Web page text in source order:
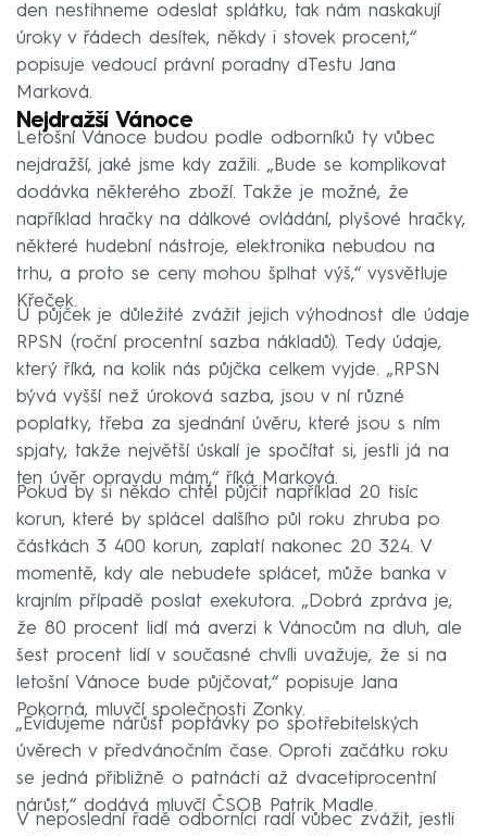
den nestihneme odeslat splátku, tak nám naskakují
úroky v řádech desítek, někdy i stovek procent,“
popisuje vedoucí právní poradny dTestu Jana
Marková.
Nejdražší Vánoce
Letošní Vánoce budou podle odborníků ty vůbec
nejdražší, jaké jsme kdy zažili. „Bude se komplikovat
dodávka některého zboží. Takže je možné, že
například hračky na dálkové ovládání, plyšové hračky,
některé hudební nástroje, elektronika nebudou na
trhu, a proto se ceny mohou šplhat výš,“ vysvětluje
Křeček.
U půjček je důležité zvážit jejich výhodnost dle údaje
RPSN (roční procentní sazba nákladů). Tedy údaje,
který říká, na kolik nás půjčka celkem vyjde. „RPSN
bývá vyšší než úroková sazba, jsou v ní různé
poplatky, třeba za sjednání úvěru, které jsou s ním
spjaty, takže největší úskalí je spočítat si, jestli já na
ten úvěr opravdu mám,“ říká Marková.
Pokud by si někdo chtěl půjčit například 20 tisíc
korun, které by splácel dalšího půl roku zhruba po
částkách 3 400 korun, zaplatí nakonec 20 324. V
momentě, kdy ale nebudete splácet, může banka v
krajním případě poslat exekutora. „Dobrá zpráva je,
že 80 procent lidí má averzi k Vánocům na dluh, ale
šest procent lidí v současné chvíli uvažuje, že si na
letošní Vánoce bude půjčovat,“ popisuje Jana
Pokorná, mluvčí společnosti Zonky.
„Evidujeme nárůst poptávky po spotřebitelských
úvěrech v předvánočním čase. Oproti začátku roku
se jedná přibližně o patnácti až dvacetiprocentní
nárůst,“ dodává mluvčí ČSOB Patrik Madle.
V neposlední řadě odborníci radí vůbec zvážit, jestli